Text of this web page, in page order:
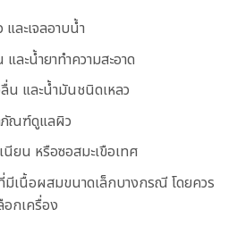
ละเจลอาบน้ำ
ละน้ำยาทำความสะอาด
น และน้ำมันชนิดเหลว
ภัณฑ์ดูแลผิว
ยน หรือซอสมะเขือเทศ
เนื้อผสมขนาดเล็กบางกรณี โดยควร
กเครื่อง